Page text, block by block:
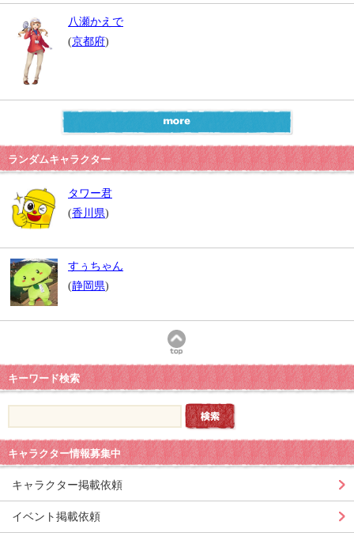
八瀬かえで
(京都府)
ランダムキャラクター
タワー君
(香川県)
すぅちゃん
(静岡県)
キーワード検索
キャラクター情報募集中
キャラクター掲載依頼
イベント掲載依頼